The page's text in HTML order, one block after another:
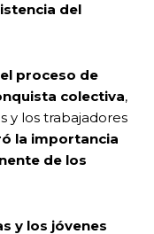
del
el proceso de
colectiva,
y los trabajadores
la importancia
de los
y los jóvenes